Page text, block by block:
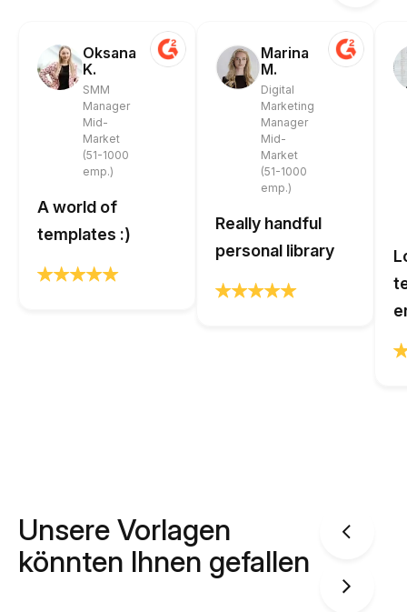
Oksana
K.
SMM
Manager
Mid-
Market
(51-1000
emp.)
A world of
templates :)
Marina
M.
Digital
Marketing
Manager
Mid-
Market
(51-1000
emp.)
Really handful
personal library
Unsere Vorlagen
könnten Ihnen gefallen